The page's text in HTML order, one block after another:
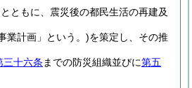
ともに、震災後の都民生活の再建及
業計画」という。)を策定し、その推
三十六条 までの防災組織並びに第五